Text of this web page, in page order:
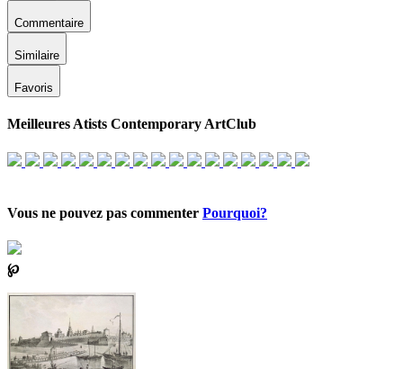
Commentaire
Similaire
Favoris
Meilleures Atists Contemporary ArtClub
Vous ne pouvez pas commenter Pourquoi?
℘